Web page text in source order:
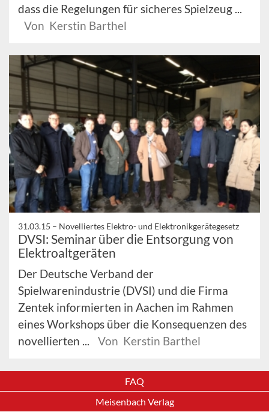
dass die Regelungen für sicheres Spielzeug ...
Von Kerstin Barthel
31.03.15 – Novelliertes Elektro- und Elektronikgerätegesetz
DVSI: Seminar über die Entsorgung von
Elektroaltgeräten
Der Deutsche Verband der
Spielwarenindustrie (DVSI) und die Firma
Zentek informierten in Aachen im Rahmen
eines Workshops über die Konsequenzen des
novellierten ...
Von Kerstin Barthel
FAQ
Meisenbach Verlag